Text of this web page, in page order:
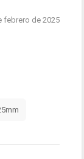
febrero de 2025